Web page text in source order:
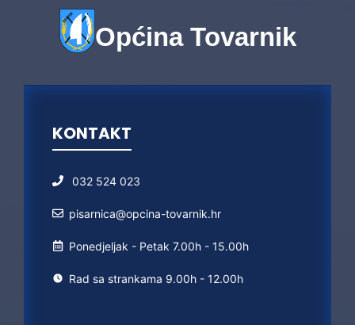
Općina Tovarnik
KONTAKT
032 524 023
pisarnica@opcina-tovarnik.hr
Ponedjeljak - Petak 7.00h - 15.00h
Rad sa strankama 9.00h - 12.00h